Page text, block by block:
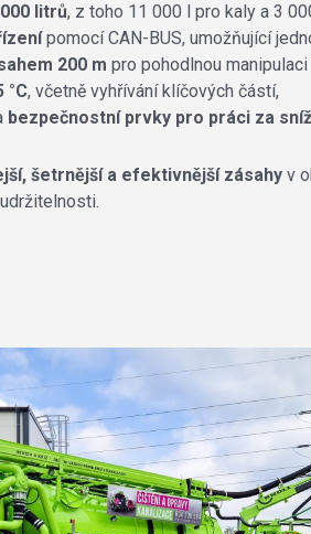
litrů, z toho 11 000 l pro kaly a 3
pomocí CAN-BUS, umožňující
200 m pro pohodlnou
°C, včetně vyhřívání klíčových částí,
bezpečnostní prvky pro práci za
šetrnější a efektivnější zásahy v